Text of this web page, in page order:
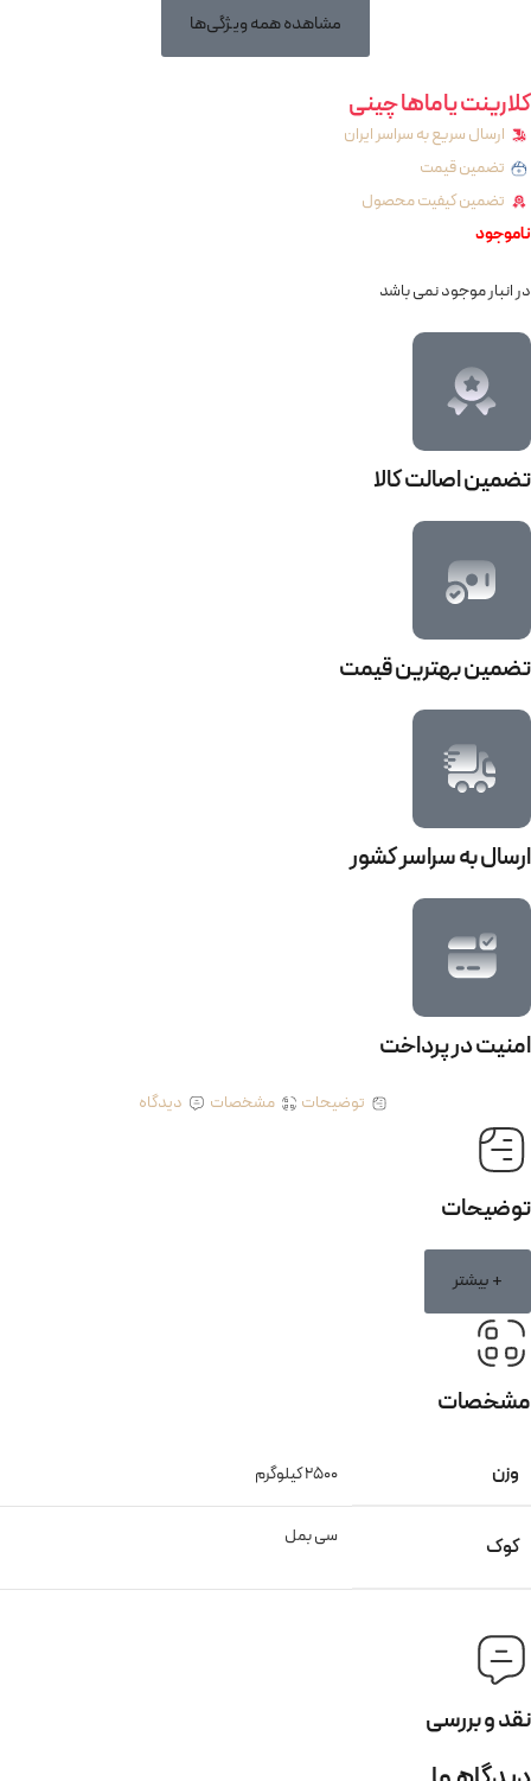
مشاهده همه ویژگی‌ها
کلارینت یاماها چینی
ارسال سریع به سراسر ایران
تضمین قیمت
تضمین کیفیت محصول
ناموجود
در انبار موجود نمی باشد
تضمین اصالت کالا
تضمین بهترین قیمت
ارسال به سراسر کشور
امنیت در پرداخت
توضیحات مشخصات دیدگاه
توضیحات
+ بیشتر
مشخصات
وزن 2500 کیلوگرم
کوک سی بمل
نقد و بررسی